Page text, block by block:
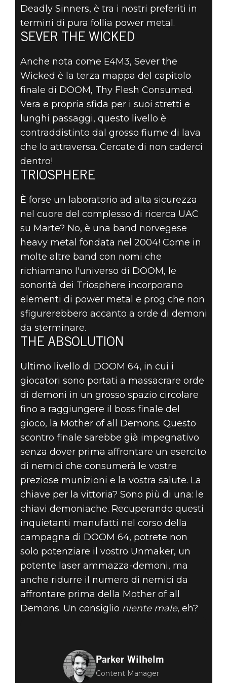
Deadly Sinners, è tra i nostri preferiti in
termini di pura follia power metal.
SEVER THE WICKED
Anche nota come E4M3, Sever the
Wicked è la terza mappa del capitolo
finale di DOOM, Thy Flesh Consumed.
Vera e propria sfida per i suoi stretti e
lunghi passaggi, questo livello è
contraddistinto dal grosso fiume di lava
che lo attraversa. Cercate di non caderci
dentro!
TRIOSPHERE
È forse un laboratorio ad alta sicurezza
nel cuore del complesso di ricerca UAC
su Marte? No, è una band norvegese
heavy metal fondata nel 2004! Come in
molte altre band con nomi che
richiamano l'universo di DOOM, le
sonorità dei Triosphere incorporano
elementi di power metal e prog che non
sfigurerebbero accanto a orde di demoni
da sterminare.
THE ABSOLUTION
Ultimo livello di DOOM 64, in cui i
giocatori sono portati a massacrare orde
di demoni in un grosso spazio circolare
fino a raggiungere il boss finale del
gioco, la Mother of all Demons. Questo
scontro finale sarebbe già impegnativo
senza dover prima affrontare un esercito
di nemici che consumerà le vostre
preziose munizioni e la vostra salute. La
chiave per la vittoria? Sono più di una: le
chiavi demoniache. Recuperando questi
inquietanti manufatti nel corso della
campagna di DOOM 64, potrete non
solo potenziare il vostro Unmaker, un
potente laser ammazza-demoni, ma
anche ridurre il numero di nemici da
affrontare prima della Mother of all
Demons. Un consiglio niente male, eh?
Parker Wilhelm
Content Manager